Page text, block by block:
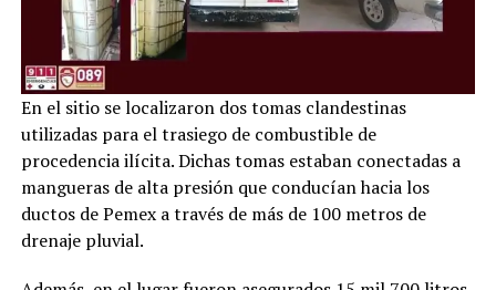
En el sitio se localizaron dos tomas clandestinas
utilizadas para el trasiego de combustible de
procedencia ilícita. Dichas tomas estaban conectadas a
mangueras de alta presión que conducían hacia los
ductos de Pemex a través de más de 100 metros de
drenaje pluvial.